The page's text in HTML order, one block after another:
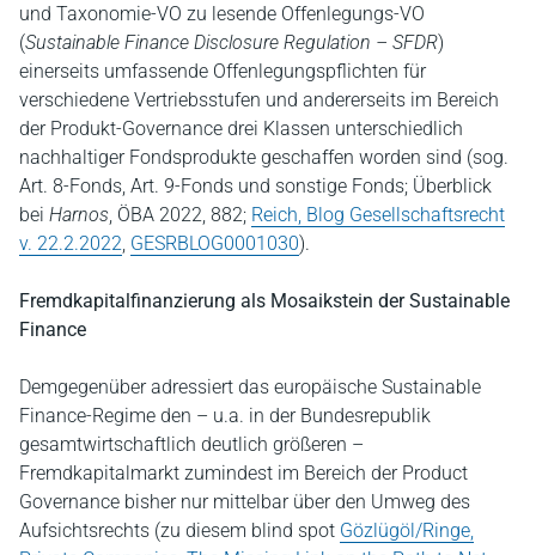
und Taxonomie-VO zu lesende Offenlegungs-VO
(Sustainable Finance Disclosure Regulation – SFDR)
einerseits umfassende Offenlegungspflichten für
verschiedene Vertriebsstufen und andererseits im Bereich
der Produkt-Governance drei Klassen unterschiedlich
nachhaltiger Fondsprodukte geschaffen worden sind (sog.
Art. 8-Fonds, Art. 9-Fonds und sonstige Fonds; Überblick
bei Harnos, ÖBA 2022, 882; Reich, Blog Gesellschaftsrecht
v. 22.2.2022, GESRBLOG0001030).
Fremdkapitalfinanzierung als Mosaikstein der Sustainable
Finance
Demgegenüber adressiert das europäische Sustainable
Finance-Regime den – u.a. in der Bundesrepublik
gesamtwirtschaftlich deutlich größeren –
Fremdkapitalmarkt zumindest im Bereich der Product
Governance bisher nur mittelbar über den Umweg des
Aufsichtsrechts (zu diesem blind spot Gözlügöl/Ringe,